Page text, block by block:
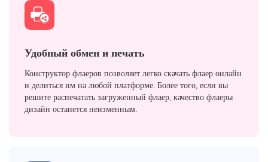
Удобный обмен и печать
Конструктор флаеров позволяет легко скачать флаер онлайн
и делиться им на любой платформе. Более того, если вы
решите распечатать загруженный флаер, качество флаеры
дизайн останется неизменным.